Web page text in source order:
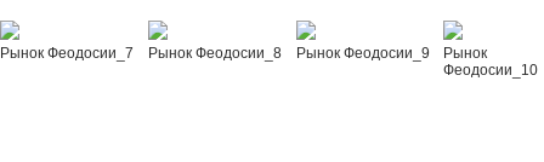
Рынок Феодосии_7 Рынок Феодосии_8 Рынок Феодосии_9
Рынок
Феодосии_10